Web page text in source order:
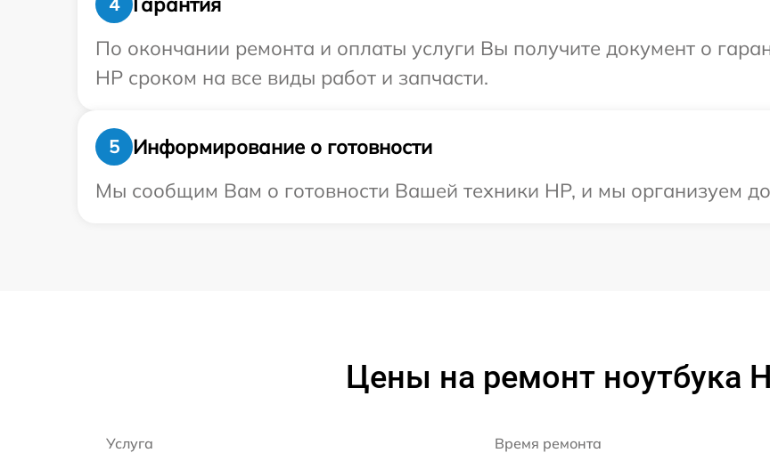
По окончании ремонта и оплаты услуги Вы получите документ о
HP сроком на все виды работ и запчасти.
5
Информирование о готовности
Мы сообщим Вам о готовности Вашей техники HP, и мы организуем
Цены на ремонт ноутбука
Услуга Время ремонта